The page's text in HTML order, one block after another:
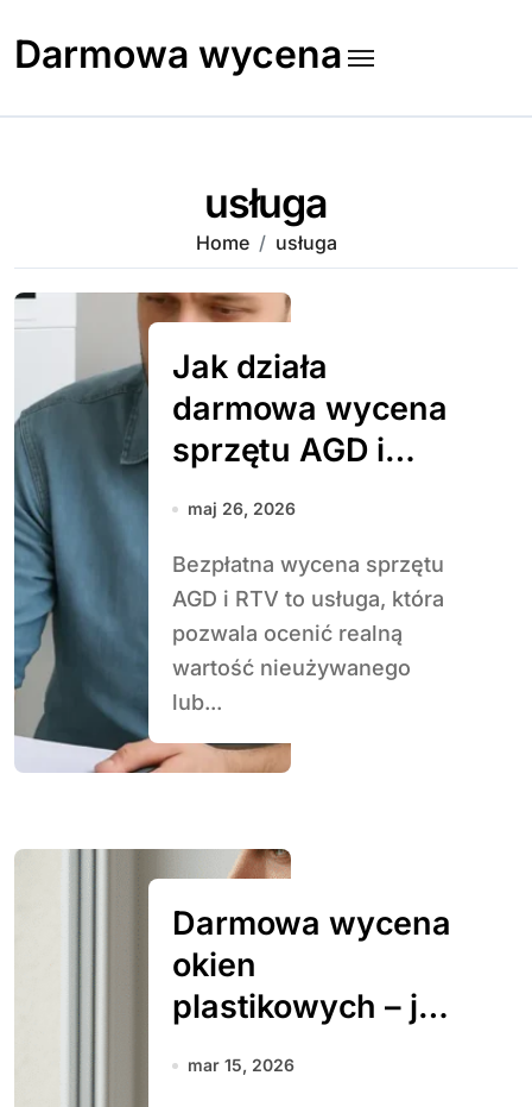
content
Darmowa wycena
usługa
Home usługa
Jak działa
darmowa wycena
sprzętu AGD i
RTV
maj 26, 2026
Bezpłatna wycena sprzętu
AGD i RTV to usługa, która
pozwala ocenić realną
wartość nieużywanego
lub...
Darmowa wycena
okien
plastikowych – jak
to działa
mar 15, 2026